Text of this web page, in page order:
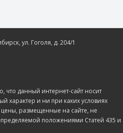
, ул. Гоголя, д. 204/1
данный интернет-сайт носит
характер и ни при каких условиях
размещенные на сайте, не
положениями Статей 435 и